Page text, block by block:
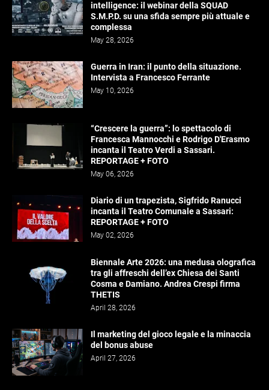
intelligence: il webinar della SQUAD
S.M.P.D. su una sfida sempre più attuale e
complessa
May 28, 2026
Guerra in Iran: il punto della situazione.
Intervista a Francesco Ferrante
May 10, 2026
“Crescere la guerra”: lo spettacolo di
Francesca Mannocchi e Rodrigo D'Erasmo
incanta il Teatro Verdi a Sassari.
REPORTAGE + FOTO
May 06, 2026
Diario di un trapezista, Sigfrido Ranucci
incanta il Teatro Comunale a Sassari:
REPORTAGE + FOTO
May 02, 2026
Biennale Arte 2026: una medusa olografica
tra gli affreschi dell’ex Chiesa dei Santi
Cosma e Damiano. Andrea Crespi firma
THETIS
April 28, 2026
Il marketing del gioco legale e la minaccia
del bonus abuse
April 27, 2026